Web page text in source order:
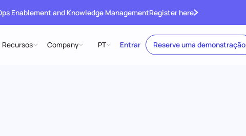
Enablement and Knowledge ManagementRegister here
Recursos Company PT Entrar Reserve uma demonstração